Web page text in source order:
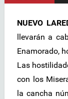
NUEVO
llevarán a
Enamorado,
Las
con los
la cancha